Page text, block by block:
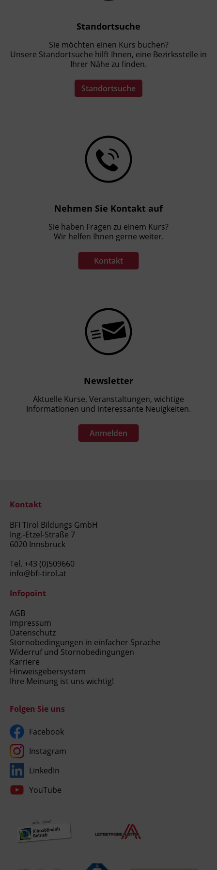
Standortsuche
Sie möchten einen Kurs buchen?
Unsere Standortsuche hilft Ihnen, eine Bezirksstelle in
Ihrer Nähe zu finden.
Standortsuche
Nehmen Sie Kontakt auf
Sie haben Fragen zu einem Kurs?
Wir helfen Ihnen gerne weiter.
Kontakt
Newsletter
Aktuelle Kurse, Veranstaltungen, wichtige
Informationen und interessante Neuigkeiten.
Anmelden
Kontakt
BFI Tirol Bildungs GmbH
Ing.-Etzel-Straße 7
6020 Innsbruck
Tel. +43 (0)509660
info@bfi-tirol.at
Infopoint
AGB
Impressum
Datenschutz
Stornobedingungen in einfacher Sprache
Widerruf und Stornobedingungen
Karriere
Hinweisgebersystem
Ihre Meinung ist uns wichtig!
Folgen Sie uns
Facebook
Instagram
LinkedIn
YouTube